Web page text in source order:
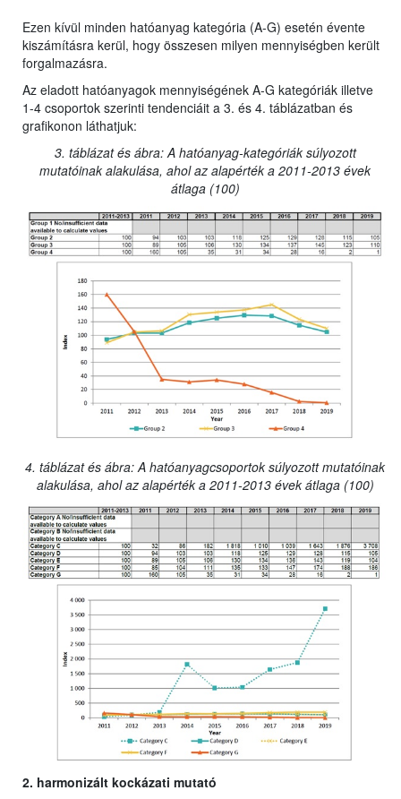
Ezen kívül minden hatóanyag kategória (A-G) esetén évente
kiszámításra kerül, hogy összesen milyen mennyiségben került
forgalmazásra.
Az eladott hatóanyagok mennyiségének A-G kategóriák illetve
1-4 csoportok szerinti tendenciáit a 3. és 4. táblázatban és
grafikonon láthatjuk:
3. táblázat és ábra: A hatóanyag-kategóriák súlyozott
mutatóinak alakulása, ahol az alapérték a 2011-2013 évek
átlaga (100)
4. táblázat és ábra: A hatóanyagcsoportok súlyozott mutatóinak
alakulása, ahol az alapérték a 2011-2013 évek átlaga (100)
2. harmonizált kockázati mutató